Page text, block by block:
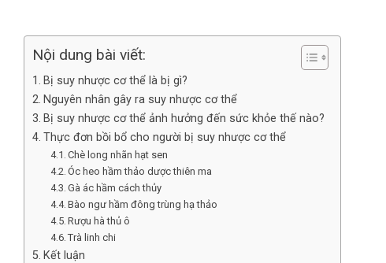
Nội dung bài viết:
Bị suy nhược cơ thể là bị gì?
Nguyên nhân gây ra suy nhược cơ thể
Bị suy nhược cơ thể ảnh hưởng đến sức khỏe thế nào?
Thực đơn bồi bổ cho người bị suy nhược cơ thể
Chè long nhãn hạt sen
Óc heo hầm thảo dược thiên ma
Gà ác hầm cách thủy
Bào ngư hầm đông trùng hạ thảo
Rượu hà thủ ô
Trà linh chi
Kết luận